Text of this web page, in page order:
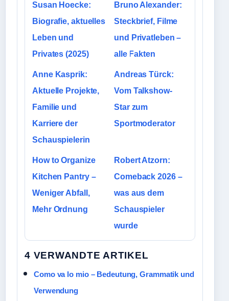
Susan Hoecke:
Biografie, aktuelles
Leben und
Privates (2025)
Bruno Alexander:
Steckbrief, Filme
und Privatleben –
alle Fakten
Anne Kasprik:
Aktuelle Projekte,
Familie und
Karriere der
Schauspielerin
Andreas Türck:
Vom Talkshow-
Star zum
Sportmoderator
How to Organize
Kitchen Pantry –
Weniger Abfall,
Mehr Ordnung
Robert Atzorn:
Comeback 2026 –
was aus dem
Schauspieler
wurde
4 VERWANDTE ARTIKEL
Como va lo mio – Bedeutung, Grammatik und
Verwendung